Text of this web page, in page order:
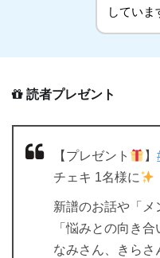
していま
読者プレゼント
【プレゼント 】
チェキ 1名様に
新譜のお話や「メ
「悩みとの向き
なみさん、きらさ